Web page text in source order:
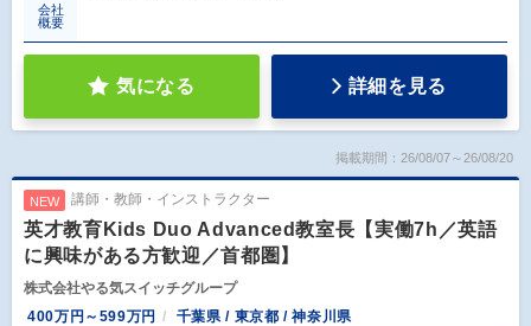
会社
概要
気になる 詳細を見る
掲載期間：26/08/07～26/08/20
NEW 講師・教師・インストラクター
英才教育Kids Duo Advanced教室長【実働7h／英語
に興味がある方歓迎／首都圏】
株式会社やる気スイッチグループ
400万円～599万円
千葉県 / 東京都 / 神奈川県